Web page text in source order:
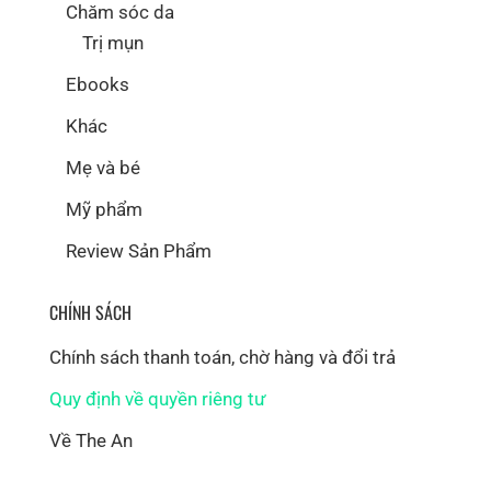
Chăm sóc da
Trị mụn
Ebooks
Khác
Mẹ và bé
Mỹ phẩm
Review Sản Phẩm
CHÍNH SÁCH
Chính sách thanh toán, chờ hàng và đổi trả
Quy định về quyền riêng tư
Về The An